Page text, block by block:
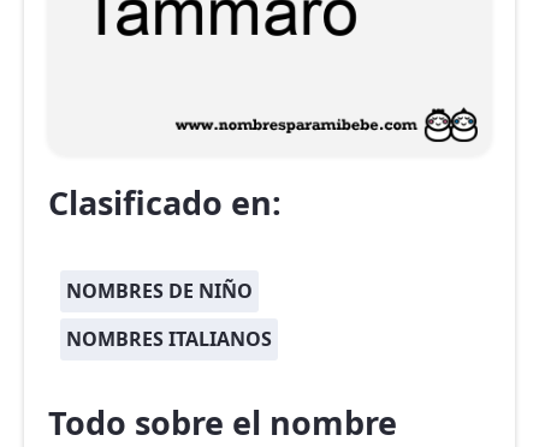
Clasificado en:
NOMBRES DE NIÑO
NOMBRES ITALIANOS
Todo sobre el nombre